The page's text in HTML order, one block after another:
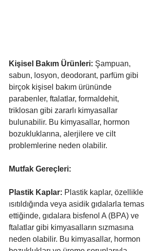
Kişisel Bakım Ürünleri: Şampuan,
sabun, losyon, deodorant, parfüm gibi
birçok kişisel bakım ürününde
parabenler, ftalatlar, formaldehit,
triklosan gibi zararlı kimyasallar
bulunabilir. Bu kimyasallar, hormon
bozukluklarına, alerjilere ve cilt
problemlerine neden olabilir.
Mutfak Gereçleri:
Plastik Kaplar: Plastik kaplar, özellikle
ısıtıldığında veya asidik gıdalarla temas
ettiğinde, gıdalara bisfenol A (BPA) ve
ftalatlar gibi kimyasalların sızmasına
neden olabilir. Bu kimyasallar, hormon